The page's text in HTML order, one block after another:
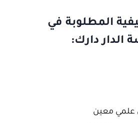
المطلوبة في
دارك:
علمي معين